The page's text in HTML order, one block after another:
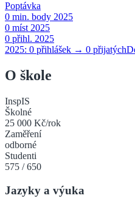
Poptávka
0 min. body 2025
0 míst 2025
0 přihl. 2025
2025: 0 přihlášek → 0 přijatých
O škole
InspIS
Školné
25 000 Kč/rok
Zaměření
odborné
Studenti
575 /650
Jazyky a výuka